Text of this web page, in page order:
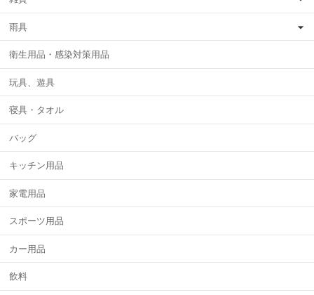
雨具
衛生用品・感染対策用品
玩具、遊具
寝具・タオル
バッグ
キッチン用品
家電用品
スポーツ用品
カー用品
飲料